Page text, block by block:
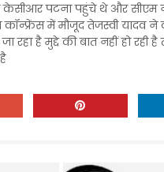
केसीआर पटना पहुंचे थे और सीएम
में मौजूद तेजस्वी यादव ने
है मुद्दे की बात नहीं हो रही है